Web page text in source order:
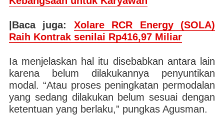
|Baca juga: Xolare RCR Energy (SOLA)
Raih Kontrak senilai Rp416,97 Miliar
Ia menjelaskan hal itu disebabkan antara lain
karena belum dilakukannya penyuntikan
modal. “Atau proses peningkatan permodalan
yang sedang dilakukan belum sesuai dengan
ketentuan yang berlaku,” pungkas Agusman.